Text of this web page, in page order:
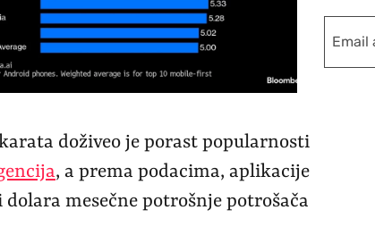
doživeo je porast popularnosti
, a prema podacima, aplikacije
mesečne potrošnje potrošača